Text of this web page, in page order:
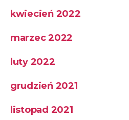
kwiecień 2022
marzec 2022
luty 2022
grudzień 2021
listopad 2021